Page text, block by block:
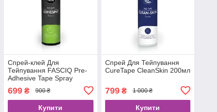
Спрей-клей Для
Тейпування FASCIQ Pre-
Adhesive Tape Spray
699 ₴ 900 ₴
Купити
Спрей Для Тейпування
CureTape CleanSkin 200мл
799₴ 1 000 ₴
Купити